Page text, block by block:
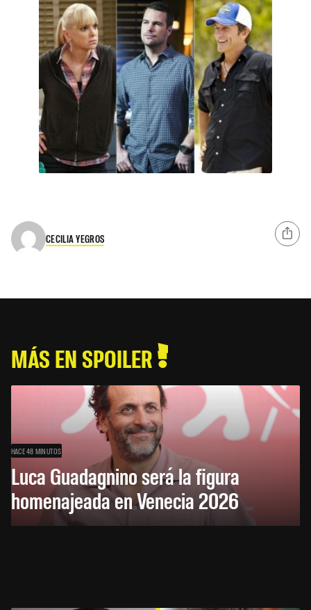
CECILIA YEGROS
MÁS EN SPOILER
HACE 48 MINUTOS
Luca Guadagnino será la figura
homenajeada en Venecia 2026